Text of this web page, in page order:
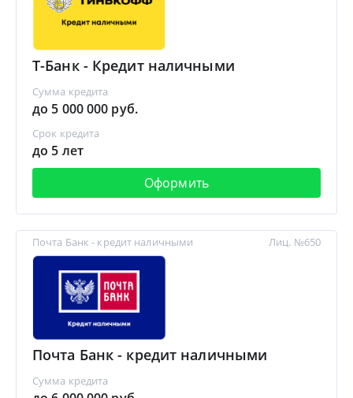
Т-Банк - Кредит наличными
Сумма кредита
до 5 000 000 руб.
Срок кредита
до 5 лет
Оформить
Почта Банк - кредит наличными
Почта Банк - кредит наличными
Сумма кредита
Лиц. №650